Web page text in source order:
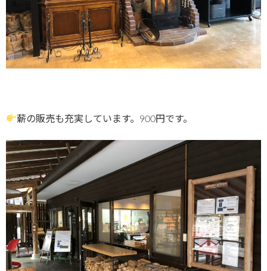
薪の販売も充実しています。900円です。